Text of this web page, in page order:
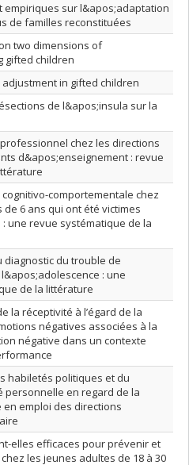
empiriques sur l&apos;adaptation
de familles reconstituées
two dimensions of
gifted children
in gifted children
de l&apos;insula sur la
chez les directions
d&apos;enseignement : revue
comportementale chez
6 ans qui ont été victimes
: une revue systématique de la
diagnostic du trouble de
: une
de la littérature
la réceptivité à l’égard de la
négatives associées à la
négative dans un contexte
habiletés politiques et du
personnelle en regard de la
emploi des directions
elles efficaces pour prévenir et
les jeunes adultes de 18 à 30